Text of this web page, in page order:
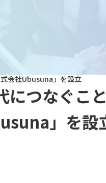
会社Ubusuna」を設立
につなぐこ
」を設